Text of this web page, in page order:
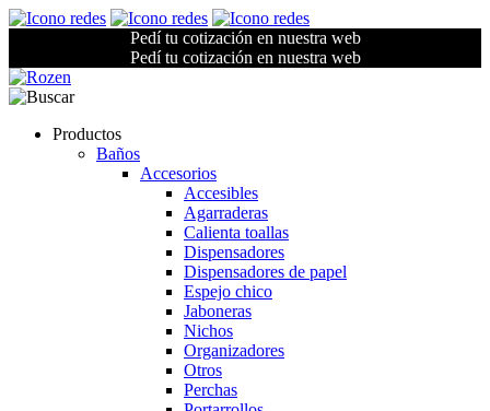
Pedí tu cotización en nuestra web
Pedí tu cotización en nuestra web
Productos
Baños
Accesorios
Accesibles
Agarraderas
Calienta toallas
Dispensadores
Dispensadores de papel
Espejo chico
Jaboneras
Nichos
Organizadores
Otros
Perchas